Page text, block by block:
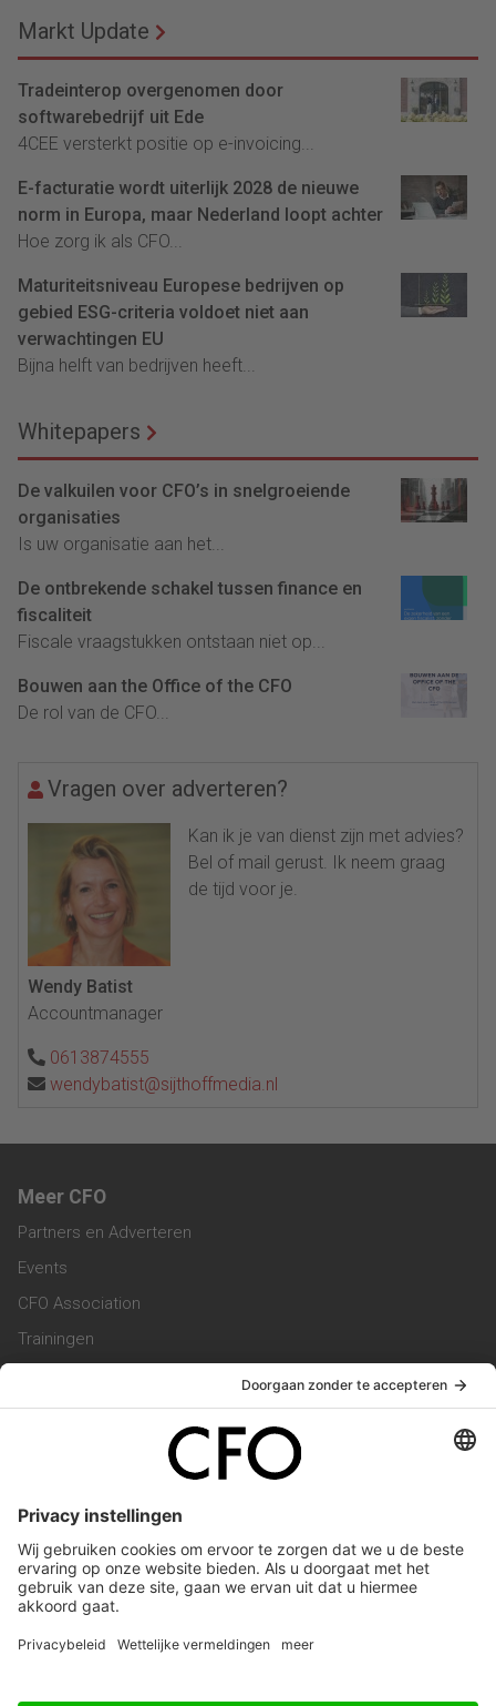
Markt Update
Tradeinterop overgenomen door
softwarebedrijf uit Ede
4CEE versterkt positie op e-invoicing...
E-facturatie wordt uiterlijk 2028 de nieuwe
norm in Europa, maar Nederland loopt achter
Hoe zorg ik als CFO...
Maturiteitsniveau Europese bedrijven op
gebied ESG-criteria voldoet niet aan
verwachtingen EU
Bijna helft van bedrijven heeft...
Whitepapers
De valkuilen voor CFO’s in snelgroeiende
organisaties
Is uw organisatie aan het...
De ontbrekende schakel tussen finance en
fiscaliteit
Fiscale vraagstukken ontstaan niet op...
Bouwen aan the Office of the CFO
De rol van de CFO...
Vragen over adverteren?
Kan ik je van dienst zijn met advies?
Bel of mail gerust. Ik neem graag
de tijd voor je.
Wendy Batist
Accountmanager
0613874555
wendybatist@sijthoffmedia.nl
Meer CFO
Partners en Adverteren
Events
CFO Association
Trainingen
Vacatures
Service & Contact
Werken bij ons
Privacy Statement
Algemene Voorwaarden